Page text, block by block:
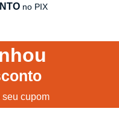
no PIX
seu cupom